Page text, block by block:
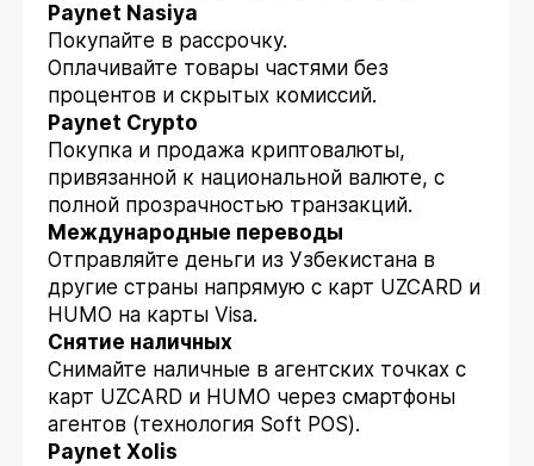
Paynet Nasiya
Покупайте в рассрочку.
Оплачивайте товары частями без
процентов и скрытых комиссий.
Paynet Crypto
Покупка и продажа криптовалюты,
привязанной к национальной валюте, с
полной прозрачностью транзакций.
Международные переводы
Отправляйте деньги из Узбекистана в
другие страны напрямую с карт UZCARD и
HUMO на карты Visa.
Снятие наличных
Снимайте наличные в агентских точках с
карт UZCARD и HUMO через смартфоны
агентов (технология Soft POS).
Paynet Xolis